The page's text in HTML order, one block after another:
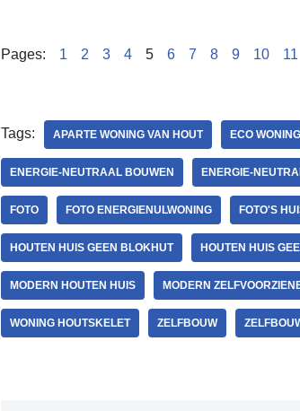
Pages: 1 2 3 4 5 6 7 8 9 10 11
Tags: APARTE WONING VAN HOUT ECO WONING
ENERGIE-NEUTRAAL BOUWEN ENERGIE-
FOTO FOTO ENERGIENULWONING FOTO'S
HOUTEN HUIS GEEN BLOKHUT HOUTEN HUIS
MODERN HOUTEN HUIS MODERN
WONING HOUTSKELET ZELFBOUW